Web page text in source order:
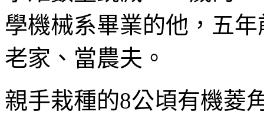
學機械系畢業的他，五
老家、當農夫。
親手栽種的8公頃有機菱